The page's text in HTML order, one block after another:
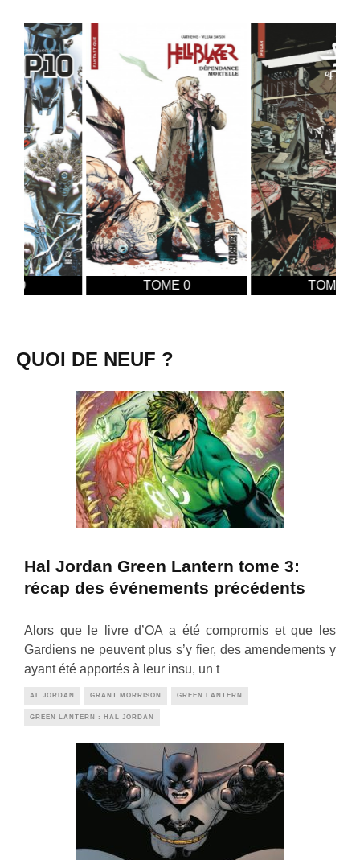
QUOI DE NEUF ?
Hal Jordan Green Lantern tome 3:
récap des événements précédents
Alors que le livre d’OA a été compromis et que les
Gardiens ne peuvent plus s’y fier, des amendements y
ayant été apportés à leur insu, un t
AL JORDAN GRANT MORRISON GREEN LANTERN
GREEN LANTERN : HAL JORDAN